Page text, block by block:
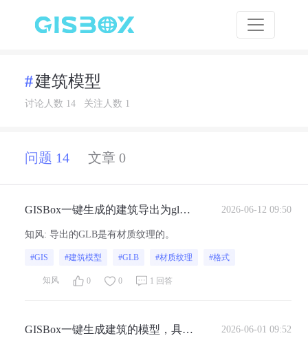
建筑模型
讨论人数 14 关注人数 1
问题 14 文章 0
GISBox一键生成的建筑导出为glb
2026-06-12 09:50
知风: 导出的GLB是有材质纹理的。
#GIS #建筑模型 #GLB #材质纹理 #格式
知风 0 0 1 回答
GISBox一键生成建筑的模型，具备
2026-06-01 09:52